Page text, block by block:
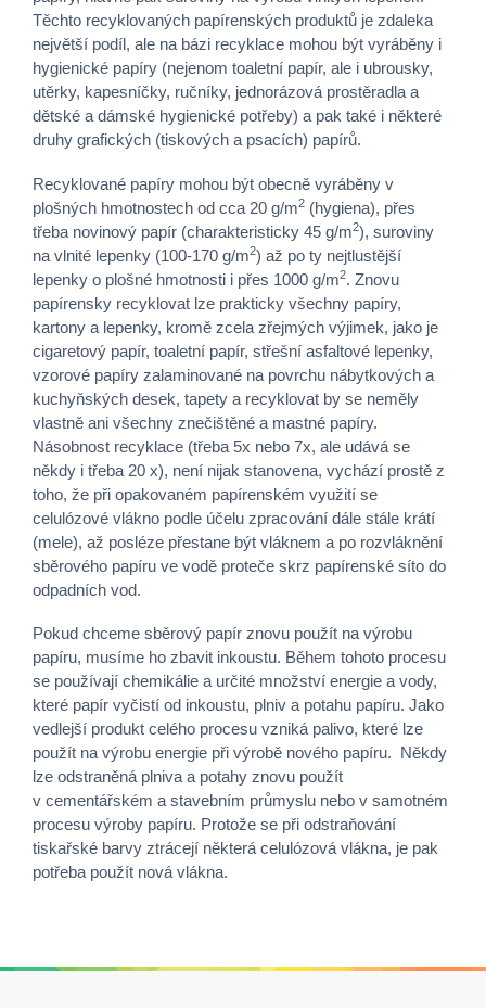
Těchto recyklovaných papírenských produktů je zdaleka
největší podíl, ale na bázi recyklace mohou být vyráběny i
hygienické papíry (nejenom toaletní papír, ale i ubrousky,
utěrky, kapesníčky, ručníky, jednorázová prostěradla a
dětské a dámské hygienické potřeby) a pak také i některé
druhy grafických (tiskových a psacích) papírů.
Recyklované papíry mohou být obecně vyráběny v
plošných hmotnostech od cca 20 g/m2 (hygiena), přes
třeba novinový papír (charakteristicky 45 g/m2), suroviny
na vlnité lepenky (100-170 g/m2) až po ty nejtlustější
lepenky o plošné hmotnosti i přes 1000 g/m2. Znovu
papírensky recyklovat lze prakticky všechny papíry,
kartony a lepenky, kromě zcela zřejmých výjimek, jako je
cigaretový papír, toaletní papír, střešní asfaltové lepenky,
vzorové papíry zalaminované na povrchu nábytkových a
kuchyňských desek, tapety a recyklovat by se neměly
vlastně ani všechny znečištěné a mastné papíry.
Násobnost recyklace (třeba 5x nebo 7x, ale udává se
někdy i třeba 20 x), není nijak stanovena, vychází prostě z
toho, že při opakovaném papírenském využití se
celulózové vlákno podle účelu zpracování dále stále krátí
(mele), až posléze přestane být vláknem a po rozvláknění
sběrového papíru ve vodě proteče skrz papírenské síto do
odpadních vod.
Pokud chceme sběrový papír znovu použít na výrobu
papíru, musíme ho zbavit inkoustu. Během tohoto procesu
se používají chemikálie a určité množství energie a vody,
které papír vyčistí od inkoustu, plniv a potahu papíru. Jako
vedlejší produkt celého procesu vzniká palivo, které lze
použít na výrobu energie při výrobě nového papíru. Někdy
lze odstraněná plniva a potahy znovu použít
v cementářském a stavebním průmyslu nebo v samotném
procesu výroby papíru. Protože se při odstraňování
tiskařské barvy ztrácejí některá celulózová vlákna, je pak
potřeba použít nová vlákna.